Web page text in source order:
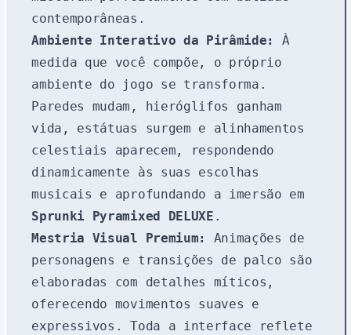
contemporâneas.
Ambiente Interativo da Pirâmide:
À
medida que você compõe, o próprio
ambiente do jogo se transforma.
Paredes mudam, hieróglifos ganham
vida, estátuas surgem e alinhamentos
celestiais aparecem, respondendo
dinamicamente às suas escolhas
musicais e aprofundando a imersão em
Sprunki Pyramixed DELUXE .
Mestria Visual Premium:
Animações de
personagens e transições de palco são
elaboradas com detalhes míticos,
oferecendo movimentos suaves e
expressivos. Toda a interface reflete